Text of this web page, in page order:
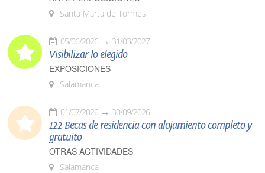
Santa Marta de Tormes
05/06/2026 31/03/2027
Visibilizar lo elegido
EXPOSICIONES
Salamanca
01/07/2026 30/09/2026
122 Becas de residencia con alojamiento completo y
gratuito
OTRAS ACTIVIDADES
Salamanca